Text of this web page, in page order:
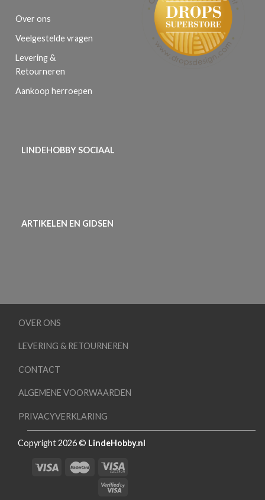
Over ons
Veelgestelde vragen
Levering &
Retourneren
Aankoop herroepen
LINDEHOBBY SOCIAAL
ARTIKELEN EN GIDSEN
OVER ONS
LEVERING & RETOURNEREN
CONTACT
ALGEMENE VOORWAARDEN
PRIVACYVERKLARING
Copyright 2026 © LindeHobby.nl